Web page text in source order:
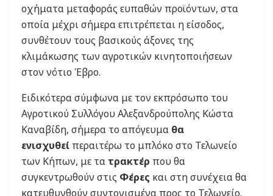
οχήματα μεταφοράς ευπαθών προϊόντων, στα
οποία μέχρι σήμερα επιτρέπεται η είσοδος,
συνθέτουν τους βασικούς άξονες της
κλιμάκωσης των αγροτικών κινητοποιήσεων
στον νότιο Έβρο.
Ειδικότερα σύμφωνα με τον εκπρόσωπο του
Αγροτικού Συλλόγου Αλεξανδρούπολης Κώστα
Καναβίδη, σήμερα το απόγευμα θα
ενισχυθεί περαιτέρω το μπλόκο στο Τελωνείο
των Κήπων, με τα τρακτέρ που θα
συγκεντρωθούν στις Φέρες και στη συνέχεια θα
κατευθυνθούν συντονισμένα προς το Τελωνείο.